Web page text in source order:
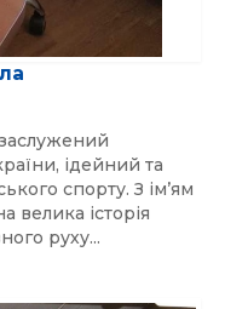
ідейний та
спорту. З ім’ям
велика історія
руху...